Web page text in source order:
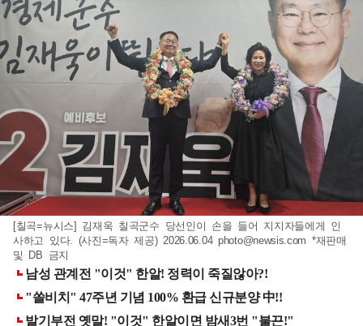
[칠곡=뉴시스] 김재욱 칠곡군수 당선인이 손을 들어 지지자들에게 인
사하고 있다. (사진=독자 제공) 2026.06.04 photo@newsis.com *재판매
및 DB 금지